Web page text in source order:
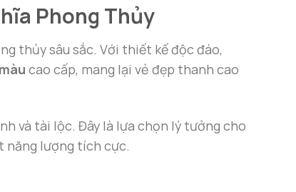
Phong Thủy
thủy sâu sắc. Với thiết kế độc đáo,
cao cấp, mang lại vẻ đẹp thanh cao
và tài lộc. Đây là lựa chọn lý tưởng cho
năng lượng tích cực.